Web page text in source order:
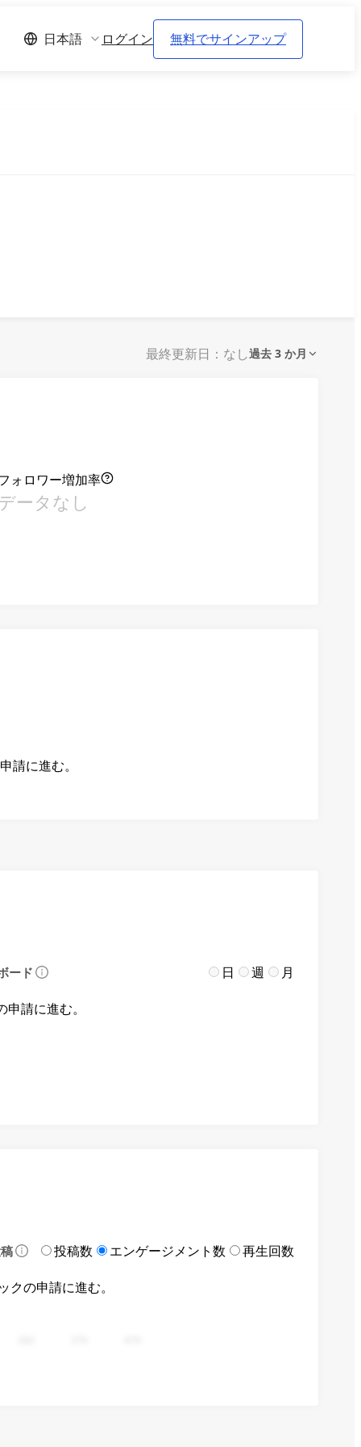
日本語 ログイン 無料でサインアップ
最終更新日：なし過去 3 か月
ォロワー増加率
ータなし
請に進む。
ード 日 週 月
請に進む。
投稿数 エンゲージメント数 再生回数
の申請に進む。